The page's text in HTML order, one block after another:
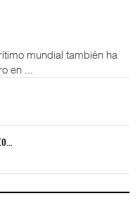
mundial también ha
en ...